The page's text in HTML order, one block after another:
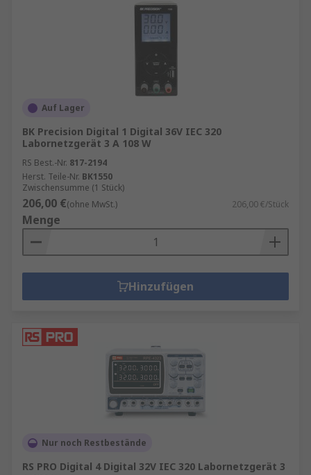
Auf Lager
BK Precision Digital 1 Digital 36V IEC 320
Labornetzgerät 3 A 108 W
RS Best.-Nr. 817-2194
Herst. Teile-Nr. BK1550
Zwischensumme (1 Stück)
206,00 €(ohne MwSt.) 206,00 €/Stück
Menge
Hinzufügen
Nur noch Restbestände
RS PRO Digital 4 Digital 32V IEC 320 Labornetzgerät 3